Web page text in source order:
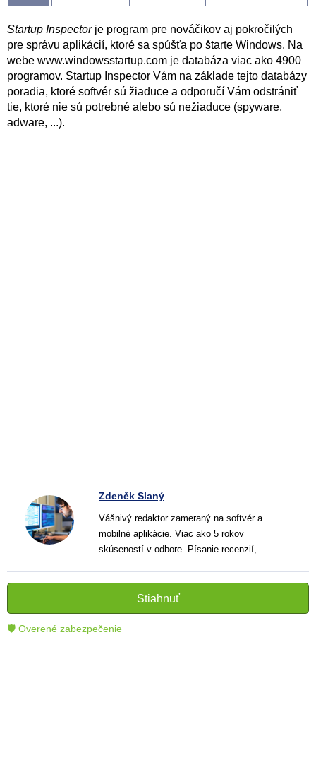
Startup Inspectorje program pre nováčikov aj pokročilých
pre správu aplikácií, ktoré sa spúšťa po štarte Windows. Na
webe www.windowsstartup.com je databáza viac ako 4900
programov. Startup Inspector Vám na základe tejto databázy
poradia, ktoré softvér sú žiaduce a odporučí Vám odstrániť
tie, ktoré nie sú potrebné alebo sú nežiaduce (spyware,
adware, ...).
Zdeněk Slaný
Vášnivý redaktor zameraný na softvér a
mobilné aplikácie. Viac ako 5 rokov
skúseností v odbore. Písanie recenzií,
informatívnych textov, ktoré pomáhajú
čitateľom lepšie porozumieť a využiť moderné
technológie.
Stiahnuť
🛡 Overené zabezpečenie